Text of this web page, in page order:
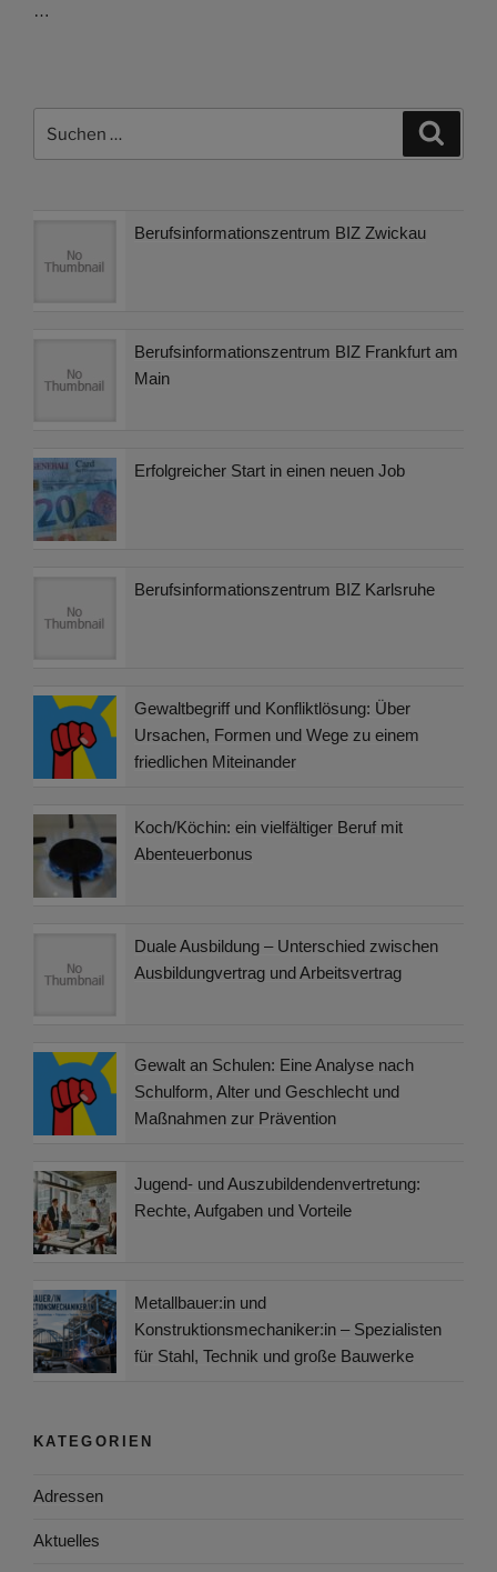
…
nach:
Berufsinformationszentrum BIZ Zwickau
Berufsinformationszentrum BIZ Frankfurt am
Main
Erfolgreicher Start in einen neuen Job
Berufsinformationszentrum BIZ Karlsruhe
Gewaltbegriff und Konfliktlösung: Über
Ursachen, Formen und Wege zu einem
friedlichen Miteinander
Koch/Köchin: ein vielfältiger Beruf mit
Abenteuerbonus
Duale Ausbildung – Unterschied zwischen
Ausbildungvertrag und Arbeitsvertrag
Gewalt an Schulen: Eine Analyse nach
Schulform, Alter und Geschlecht und
Maßnahmen zur Prävention
Jugend- und Auszubildendenvertretung:
Rechte, Aufgaben und Vorteile
Metallbauer:in und
Konstruktionsmechaniker:in – Spezialisten
für Stahl, Technik und große Bauwerke
KATEGORIEN
Adressen
Aktuelles